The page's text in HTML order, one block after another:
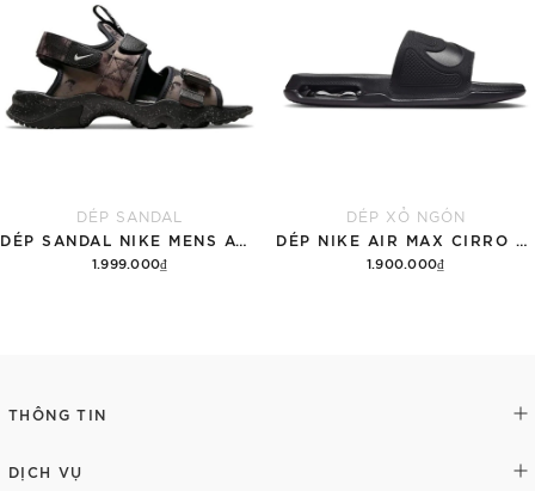
DÉP SANDAL
1.999.000₫
DÉP XỎ NGÓN
1.900.000₫
THÔNG TIN
DỊCH VỤ